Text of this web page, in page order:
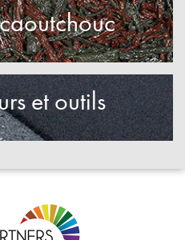
et outils